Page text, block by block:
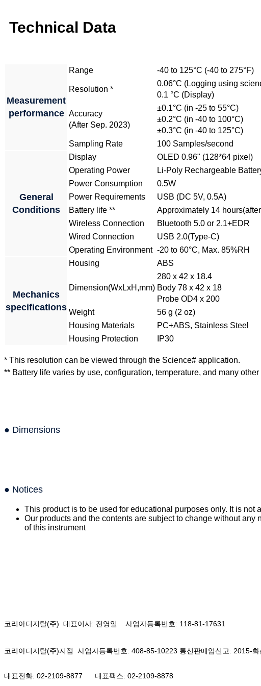
Technical Data
Measurement
performance
Range -40 to 125°C (-40 to 275°F)
Resolution *
0.06°C (Logging using
0.1 °C (Display)
Accuracy
(After Sep. 2023)
±0.1°C (in -25 to 55°C)
±0.2°C (in -40 to 100°C)
±0.3°C (in -40 to 125°C)
Sampling Rate
100 Samples/second
General
Conditions
Display
OLED 0.96" (128*64 pixel)
Operating Power
Li-Poly Rechargeable
Power Consumption
0.5W
Power Requirements
USB (DC 5V, 0.5A)
Battery life **
Approximately 14
Wireless Connection
Bluetooth 5.0 or 2.1+EDR
Wired Connection
USB 2.0(Type-C)
Operating Environment -20 to 60°C, Max. 85%RH
Mechanics
specifications
Housing ABS
Dimension(WxLxH,mm)
280 x 42 x 18.4
Body 78 x 42 x 18
Probe OD4 x 200
Weight
56 g (2 oz)
Housing Materials
PC+ABS, Stainless Steel
Housing Protection
IP30
* This resolution can be viewed through the Science# application.
** Battery life varies by use, configuration, temperature, and many
● Dimensions
● Notices
This product is to be used for educational purposes only. It is
Our products and the contents are subject to change without
of this instrument
코리아디지탈(주) 대표이사: 전영일 사업자등록번호: 118-81-17631
코리아디지탈(주)지점 사업자등록번호: 408-85-10223 통신판매업신고: 2015-
대표전화: 02-2109-8877 대표팩스: 02-2109-8878